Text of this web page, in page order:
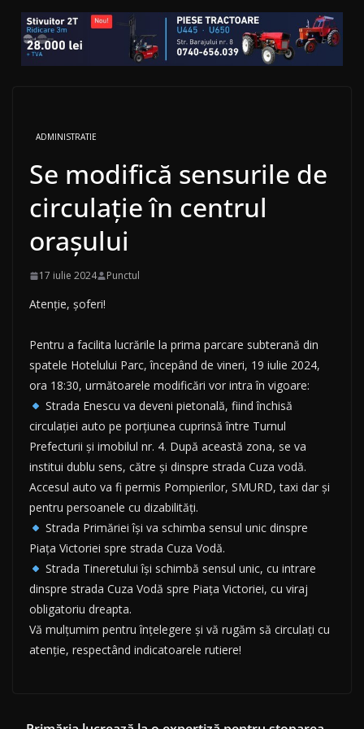
ADMINISTRATIE
Se modifică sensurile de
circulație în centrul
orașului
17 iulie 2024 Punctul
Atenție, șoferi!
Pentru a facilita lucrările la prima parcare subterană din
spatele Hotelului Parc, începând de vineri, 19 iulie 2024,
ora 18:30, următoarele modificări vor intra în vigoare:
Strada Enescu va deveni pietonală, fiind închisă
circulației auto pe porțiunea cuprinsă între Turnul
Prefecturii și imobilul nr. 4. După această zona, se va
institui dublu sens, către și dinspre strada Cuza vodă.
Accesul auto va fi permis Pompierilor, SMURD, taxi dar și
pentru persoanele cu dizabilități.
Strada Primăriei își va schimba sensul unic dinspre
Piața Victoriei spre strada Cuza Vodă.
Strada Tineretului își schimbă sensul unic, cu intrare
dinspre strada Cuza Vodă spre Piața Victoriei, cu viraj
obligatoriu dreapta.
Vă mulțumim pentru înțelegere și vă rugăm să circulați cu
atenție, respectând indicatoarele rutiere!